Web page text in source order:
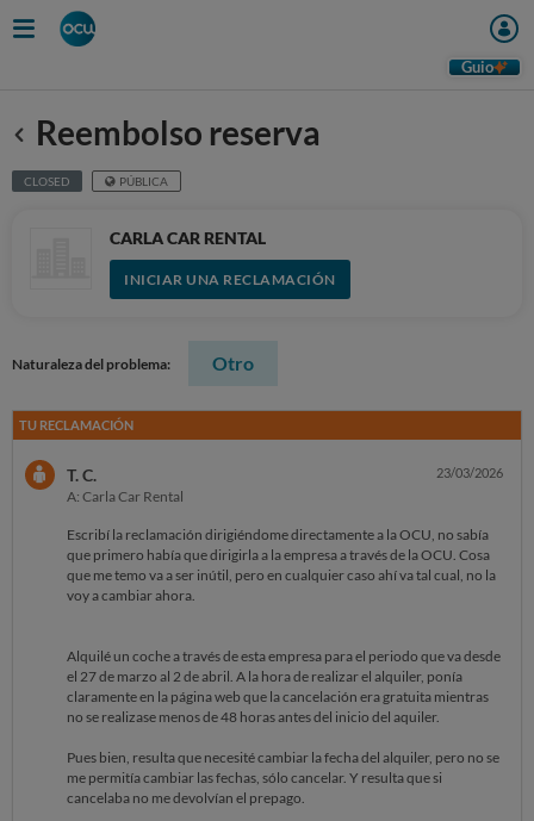
Guio
Anterior
Reembolso reserva
CLOSED PÚBLICA
CARLA CAR RENTAL
INICIAR UNA RECLAMACIÓN
Naturaleza del problema: Otro
TU RECLAMACIÓN
T. C.
A: Carla Car Rental
23/03/2026
Escribí la reclamación dirigiéndome directamente a la OCU, no sabía
que primero había que dirigirla a la empresa a través de la OCU. Cosa
que me temo va a ser inútil, pero en cualquier caso ahí va tal cual, no la
voy a cambiar ahora.
Alquilé un coche a través de esta empresa para el periodo que va desde
el 27 de marzo al 2 de abril. A la hora de realizar el alquiler, ponía
claramente en la página web que la cancelación era gratuita mientras
no se realizase menos de 48 horas antes del inicio del aquiler.
Pues bien, resulta que necesité cambiar la fecha del alquiler, pero no se
me permitía cambiar las fechas, sólo cancelar. Y resulta que si
cancelaba no me devolvían el prepago.